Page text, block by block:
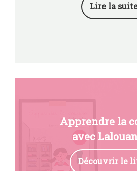
Lire la
Apprendre la
avec
Découvrir le